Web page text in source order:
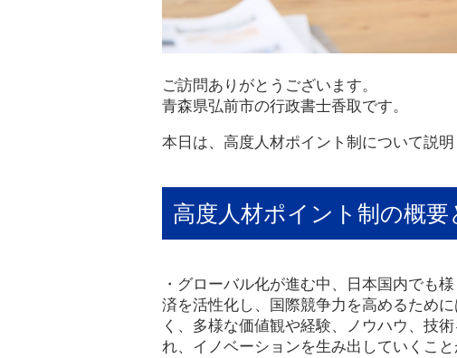
ご訪問ありがとうございます。
青森県弘前市の行政書士香取です。
本日は、高度人材ポイント制について説明
高度人材ポイント制の概要
・グローバル化が進む中、日本国内でも
済を活性化し、国際競争力を高めるため
く、多様な価値観や経験、ノウハウ、技
れ、イノベーションを生み出していくこ